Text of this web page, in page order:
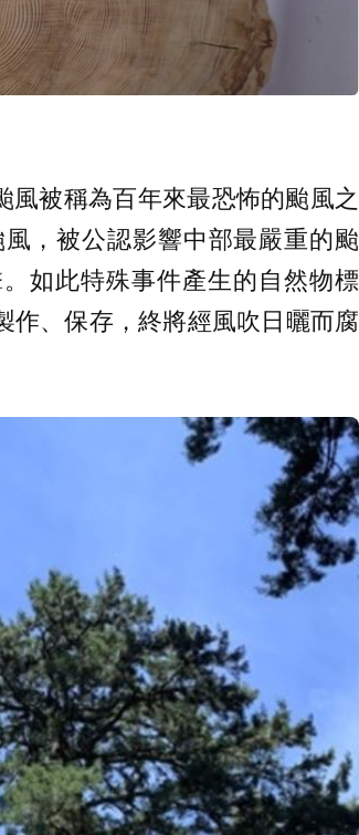
被稱為百年來最恐怖的颱風之
，被公認影響中部最嚴重的颱
如此特殊事件產生的自然物標
作、保存，終將經風吹日曬而腐